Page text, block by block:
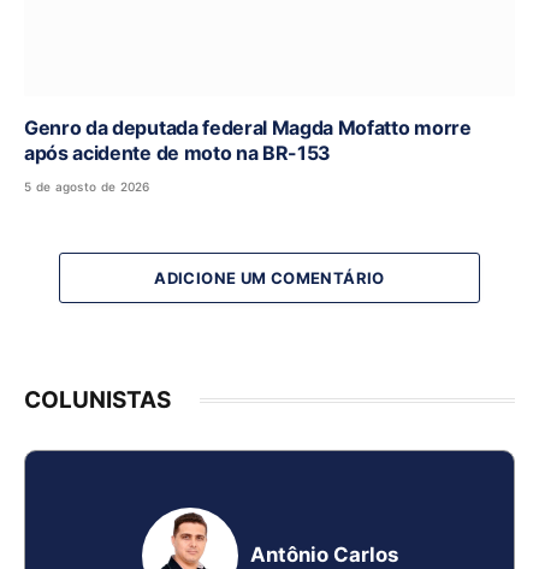
Genro da deputada federal Magda Mofatto morre
após acidente de moto na BR-153
5 de agosto de 2026
ADICIONE UM COMENTÁRIO
COLUNISTAS
Antônio Carlos